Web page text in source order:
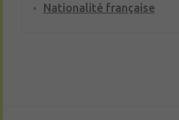
Nationalité française